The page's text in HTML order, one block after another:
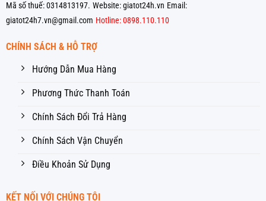
Mã số thuế: 0314813197. Website: giatot24h.vn Email:
giatot24h7.vn@gmail.com Hotline: 0898.110.110
CHÍNH SÁCH & HỖ TRỢ
Hướng Dẫn Mua Hàng
Phương Thức Thanh Toán
Chính Sách Đổi Trả Hàng
Chính Sách Vận Chuyển
Điều Khoản Sử Dụng
KẾT NỐI VỚI CHÚNG TÔI